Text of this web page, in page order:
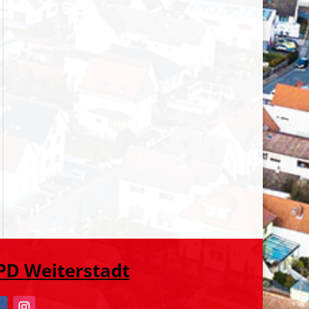
Weiterstadt